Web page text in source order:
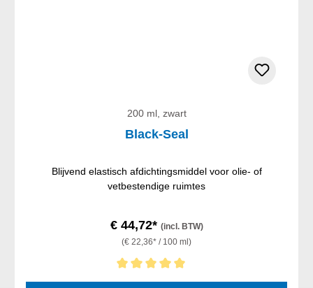
200 ml, zwart
Black-Seal
Blijvend elastisch afdichtingsmiddel voor olie- of
vetbestendige ruimtes
€ 44,72* (incl. BTW)
(€ 22,36* / 100 ml)
Gemiddelde waardering van 5 van 5 sterren